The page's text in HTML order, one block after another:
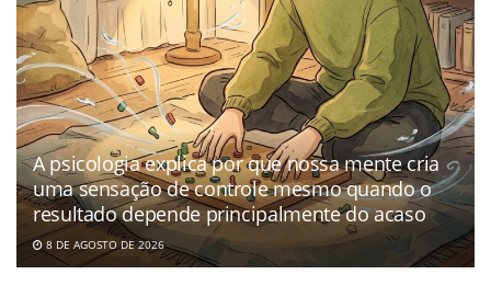
A psicologia explica por que nossa mente cria
uma sensação de controle mesmo quando o
resultado depende principalmente do acaso
8 DE AGOSTO DE 2026